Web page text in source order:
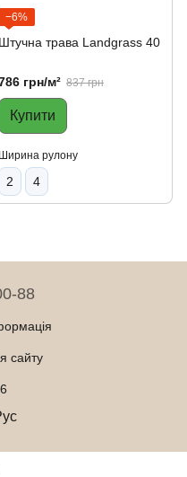
−6%
Штучна трава Landgrass 40
грн/м² 837 грн
Купити
Ширина рулону
2 4
88
сайту